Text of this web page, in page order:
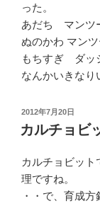
った。
あだち マンツ
ぬのかわ マン
もちすぎ ダッ
なんかいきなり
投
稿
日:
2012年7月20日
カルチョビ
カルチョビッ
理ですね。
・・で、育成